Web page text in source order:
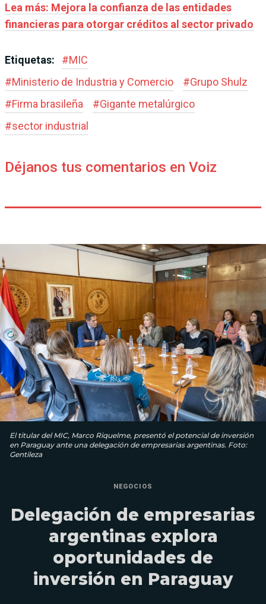
Lea más: Mejora la confianza de las entidades
financieras para otorgar créditos al sector privado
Etiquetas: #MIC
#Ministerio de Industria y Comercio #Grupo Shulz
#Firma brasileña #Gigante metalúrgico
#sector industrial
Déjanos tus comentarios en Voiz
El titular del MIC, Marco Riquelme, presentó el potencial de inversión
en Paraguay ante una delegación de empresarias argentinas. Foto:
Gentileza
NEGOCIOS
Delegación de empresarias
argentinas explora
oportunidades de
inversión en Paraguay